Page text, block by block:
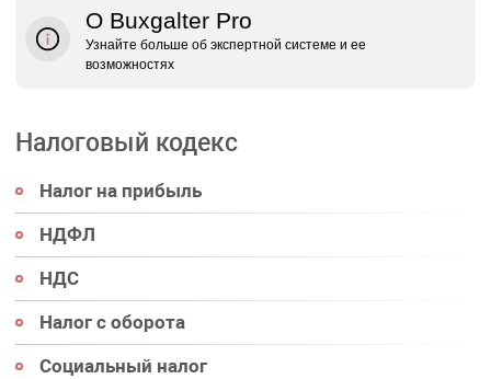
О Buxgalter Pro
Узнайте больше об экспертной системе и ее
возможностях
Налоговый кодекс
Налог на прибыль
НДФЛ
НДС
Налог с оборота
Социальный налог